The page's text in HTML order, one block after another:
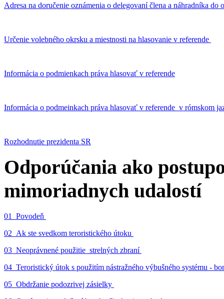
Adresa na doručenie oznámenia o delegovaní člena a náhradníka
Určenie volebného okrsku a miestnosti na hlasovanie v referende
Informácia o podmienkach práva hlasovať v referende
Informácia o podmeinkach práva hlasovať v referende v rómskom
Rozhodnutie prezidenta SR
Odporúčania ako
mimoriadnych udalostí
01_Povodeň
02_Ak ste svedkom teroristického útoku
03_Neoprávnené použitie strelných zbraní
04_Teroristický útok s použitím nástražného výbušného systému -
05_Obdržanie podozrivej zásielky